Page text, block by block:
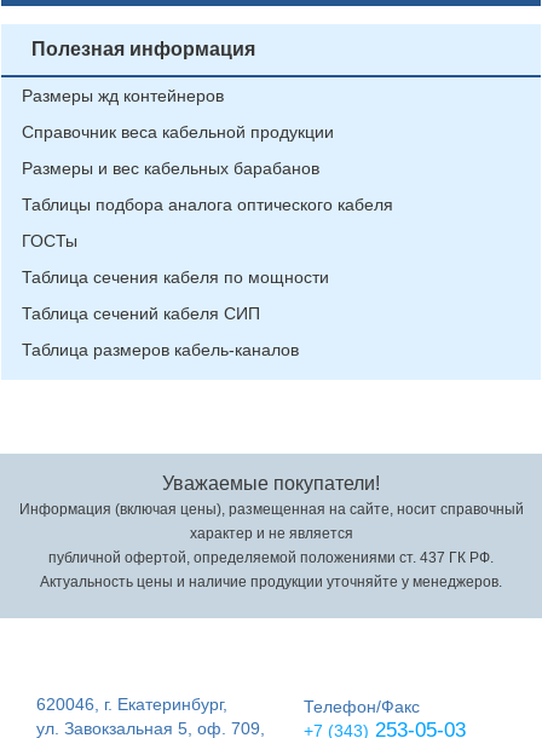
Полезная информация
Размеры жд контейнеров
Справочник веса кабельной продукции
Размеры и вес кабельных барабанов
Таблицы подбора аналога оптического кабеля
ГОСТы
Таблица сечения кабеля по мощности
Таблица сечений кабеля СИП
Таблица размеров кабель-каналов
Уважаемые покупатели!
Информация (включая цены), размещенная на сайте, носит справочный
характер и не является
публичной офертой, определяемой положениями ст. 437 ГК РФ.
Актуальность цены и наличие продукции уточняйте у менеджеров.
620046, г. Екатеринбург,
ул. Завокзальная 5, оф. 709,
Телефон/Факс
+7 (343) 253-05-03